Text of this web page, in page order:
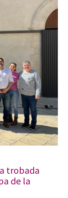
trobada
de la